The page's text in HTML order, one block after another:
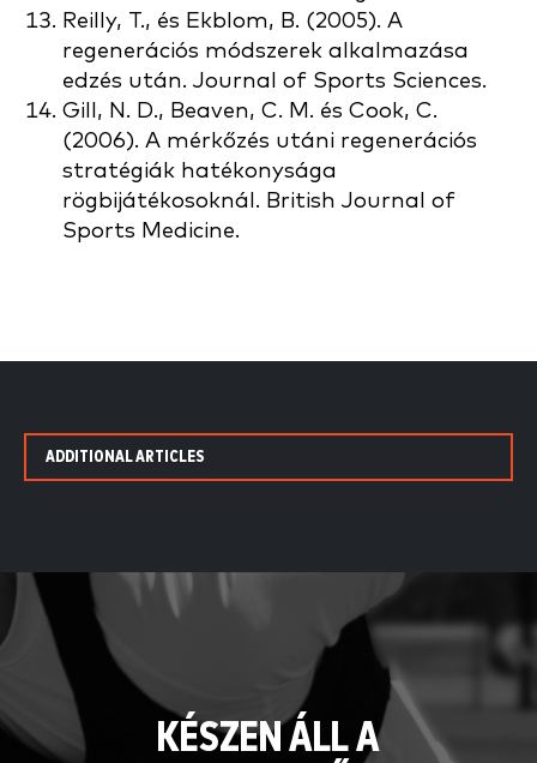
Reilly, T., és Ekblom, B. (2005). A
regenerációs módszerek alkalmazása
edzés után. Journal of Sports Sciences.
Gill, N. D., Beaven, C. M. és Cook, C.
(2006). A mérkőzés utáni regenerációs
stratégiák hatékonysága
rögbijátékosoknál. British Journal of
Sports Medicine.
ADDITIONAL ARTICLES
KÉSZEN ÁLL A